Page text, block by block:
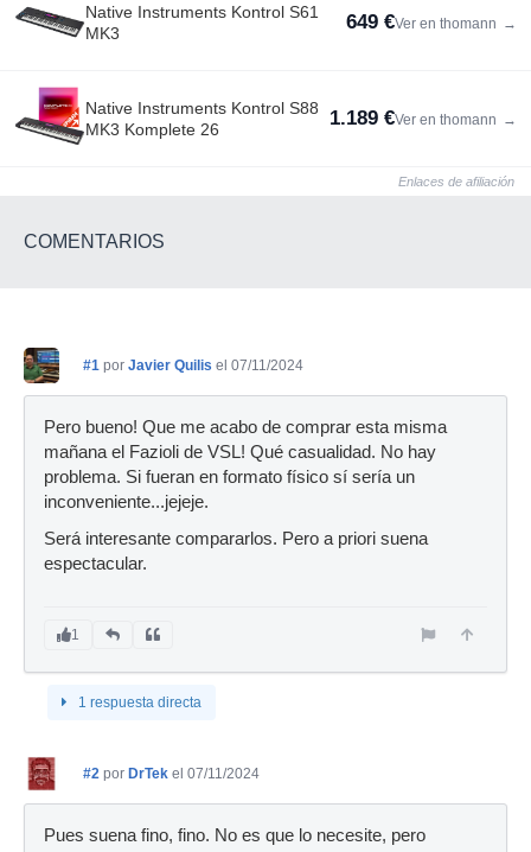
Native Instruments Kontrol S61
MK3
649 €Ver en thomann →
Native Instruments Kontrol S88
MK3 Komplete 26
1.189 €Ver en thomann →
Enlaces de afiliación
COMENTARIOS
#1 por Javier Quilis el 07/11/2024
Pero bueno! Que me acabo de comprar esta misma
mañana el Fazioli de VSL! Qué casualidad. No hay
problema. Si fueran en formato físico sí sería un
inconveniente...jejeje.
Será interesante compararlos. Pero a priori suena
espectacular.
1
1 respuesta directa
#2 por DrTek el 07/11/2024
Pues suena fino, fino. No es que lo necesite, pero